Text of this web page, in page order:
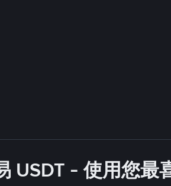
USDT - 使用您最